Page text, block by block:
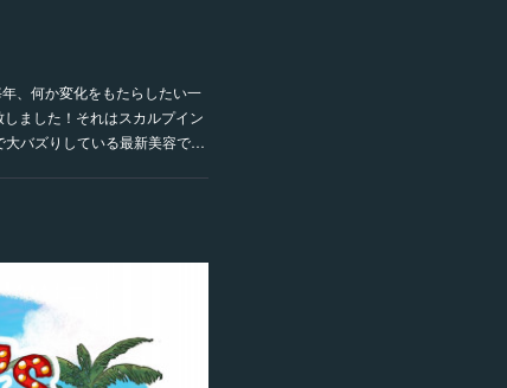
、何か変化をもたらしたい一
ました！それはスカルプイン
大バズりしている最新美容で…